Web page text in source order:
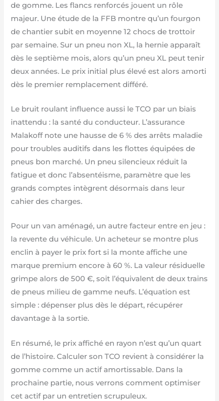
de gomme. Les flancs renforcés jouent un rôle
majeur. Une étude de la FFB montre qu’un fourgon
de chantier subit en moyenne 12 chocs de trottoir
par semaine. Sur un pneu non XL, la hernie apparaît
dès le septième mois, alors qu’un pneu XL peut tenir
deux années. Le prix initial plus élevé est alors amorti
dès le premier remplacement différé.
Le bruit roulant influence aussi le TCO par un biais
inattendu : la santé du conducteur. L’assurance
Malakoff note une hausse de 6 % des arrêts maladie
pour troubles auditifs dans les flottes équipées de
pneus bon marché. Un pneu silencieux réduit la
fatigue et donc l’absentéisme, paramètre que les
grands comptes intègrent désormais dans leur
cahier des charges.
Pour un van aménagé, un autre facteur entre en jeu :
la revente du véhicule. Un acheteur se montre plus
enclin à payer le prix fort si la monte affiche une
marque premium encore à 60 %. La valeur résiduelle
grimpe alors de 500 €, soit l’équivalent de deux trains
de pneus milieu de gamme neufs. L’équation est
simple : dépenser plus dès le départ, récupérer
davantage à la sortie.
En résumé, le prix affiché en rayon n’est qu’un quart
de l’histoire. Calculer son TCO revient à considérer la
gomme comme un actif amortissable. Dans la
prochaine partie, nous verrons comment optimiser
cet actif par un entretien scrupuleux.